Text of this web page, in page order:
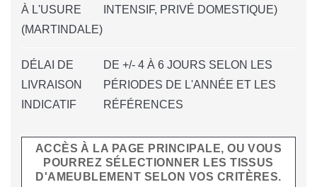
À L'USURE
(MARTINDALE)
INTENSIF, PRIVÉ DOMESTIQUE)
DÉLAI DE
LIVRAISON
INDICATIF
DE +/- 4 À 6 JOURS SELON LES
PÉRIODES DE L'ANNÉE ET LES
RÉFÉRENCES
ACCÈS À LA PAGE PRINCIPALE, OU VOUS
POURREZ SÉLECTIONNER LES TISSUS
D'AMEUBLEMENT SELON VOS CRITÈRES.